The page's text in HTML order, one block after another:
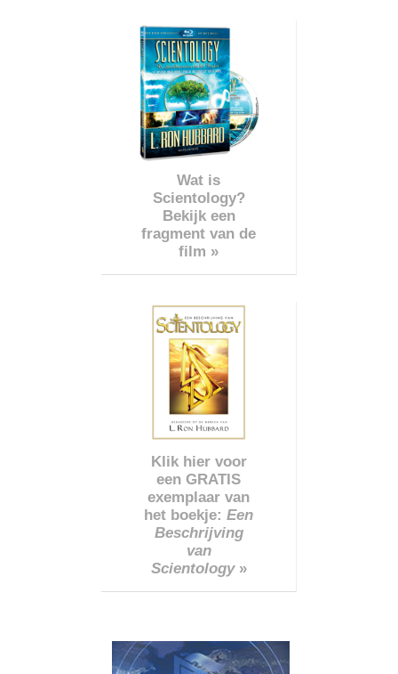
Wat is
Scientology?
Bekijk een
fragment van de
film »
Klik hier voor
een GRATIS
exemplaar van
het boekje: Een
Beschrijving
van
Scientology»